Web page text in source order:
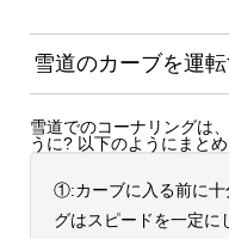
雪道のカーブを運
雪道でのコーナリングは
うに? 以下のようにまとめ
①:カーブに入る前に
グはスピードを一定